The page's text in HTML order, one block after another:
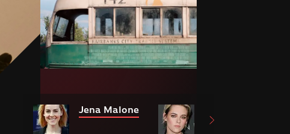
Jena Malone